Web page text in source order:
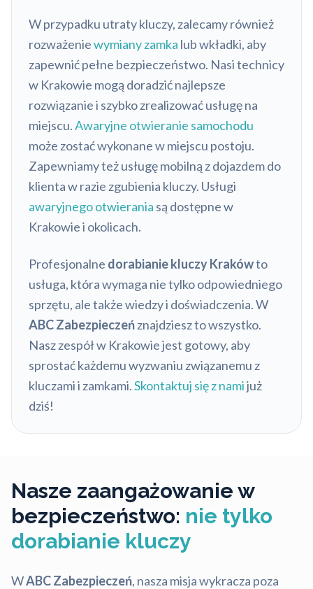
W przypadku utraty kluczy, zalecamy również
rozważeniewymiany zamka lub wkładki, aby
zapewnić pełne bezpieczeństwo. Nasi technicy
w Krakowie mogą doradzić najlepsze
rozwiązanie i szybko zrealizować usługę na
miejscu.Awaryjne otwieranie samochodu
może zostać wykonane w miejscu postoju.
Zapewniamy też usługę mobilną z dojazdem do
klienta w razie zgubienia kluczy. Usługi
awaryjnego otwierania są dostępne w
Krakowie i okolicach.
Profesjonalne dorabianie kluczy Krakówto
usługa, która wymaga nie tylko odpowiedniego
sprzętu, ale także wiedzy i doświadczenia. W
ABC Zabezpieczeńznajdziesz to wszystko.
Nasz zespół w Krakowie jest gotowy, aby
sprostać każdemu wyzwaniu związanemu z
kluczami i zamkami.Skontaktuj się z namijuż
dziś!
Nasze zaangażowanie w
bezpieczeństwo: nie tylko
dorabianie kluczy
WABC Zabezpieczeń, nasza misja wykracza poza